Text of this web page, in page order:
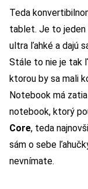
Teda
tablet. Je to jeden
ultra ľahké a dajú
Stále to nie je tak
ktorou by sa mali
Notebook má
notebook, ktorý
Core, teda
sám o sebe
nevnímate.